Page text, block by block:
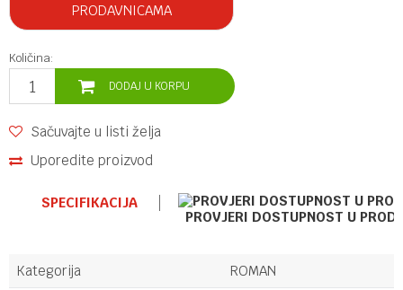
PRODAVNICAMA
Količina:
DODAJ U KORPU
Sačuvajte u listi želja
Uporedite proizvod
SPECIFIKACIJA
PROVJERI DOSTUPNOST U
Kategorija
ROMAN